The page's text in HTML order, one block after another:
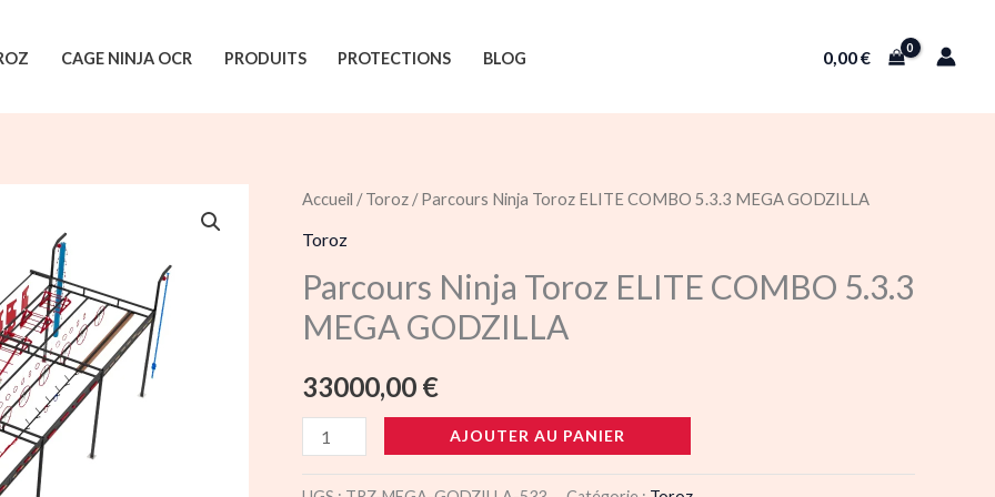
CAGE NINJA OCR PRODUITS PROTECTIONS BLOG 0,00€
Accueil /Toroz / Parcours Ninja Toroz ELITE COMBO 5.3.3 MEGA GODZILLA
Toroz
Parcours Ninja Toroz ELITE COMBO 5.3.3
MEGA GODZILLA
33000,00 €
quantité
de
Ninja
Toroz
COMBO
5.3.3
MEGA
GODZILLA
AJOUTER AU PANIER